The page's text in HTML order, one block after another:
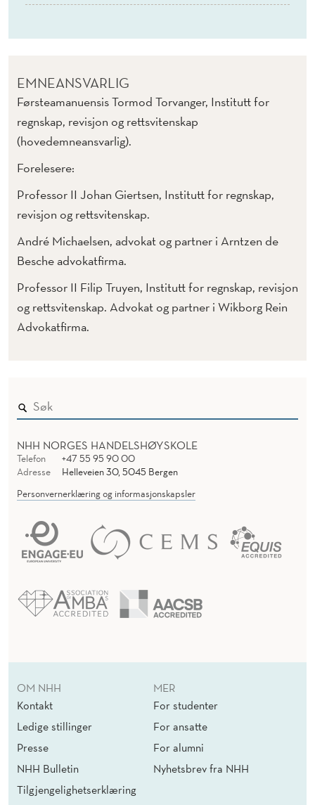
EMNEANSVARLIG
Førsteamanuensis Tormod Torvanger, Institutt for
regnskap, revisjon og rettsvitenskap
(hovedemneansvarlig).
Forelesere:
Professor II Johan Giertsen, Institutt for regnskap,
revisjon og rettsvitenskap.
André Michaelsen, advokat og partner i Arntzen de
Besche advokatfirma.
Professor II Filip Truyen, Institutt for regnskap, revisjon
og rettsvitenskap. Advokat og partner i Wikborg Rein
Advokatfirma.
NHH NORGES HANDELSHØYSKOLE
Telefon
+47 55 95 90 00
Adresse
Helleveien 30, 5045 Bergen
Personvernerklæring og informasjonskapsler
OM NHH
Kontakt
Ledige stillinger
Presse
NHH Bulletin
Tilgjengelighetserklæring
MER
For studenter
For ansatte
For alumni
Nyhetsbrev fra NHH